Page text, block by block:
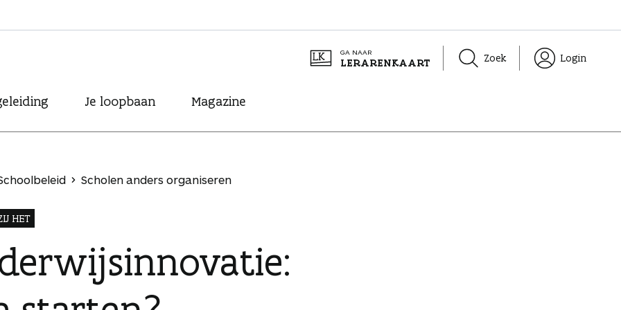
GA NAAR
LERARENKAART Zoek Login
Je loopbaan Magazine
Scholen anders organiseren
HET